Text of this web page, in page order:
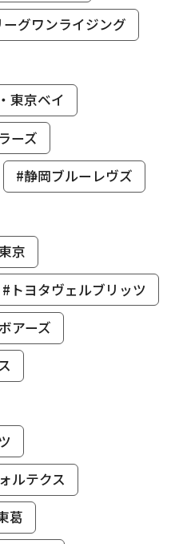
ーグワンライジング
東京ベイ
ーズ
#静岡ブルーレヴズ
京
#トヨタヴェルブリッツ
アーズ
ルテクス
葛